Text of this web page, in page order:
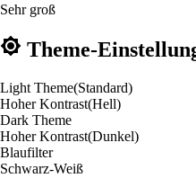
Sehr groß
Theme-
Light Theme(Standard)
Hoher Kontrast(Hell)
Dark Theme
Hoher Kontrast(Dunkel)
Blaufilter
Schwarz-Weiß